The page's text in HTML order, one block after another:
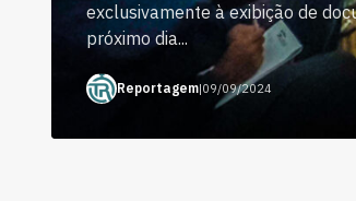
exclusivamente à exibição de
próximo dia...
Reportagem|09/09/2024